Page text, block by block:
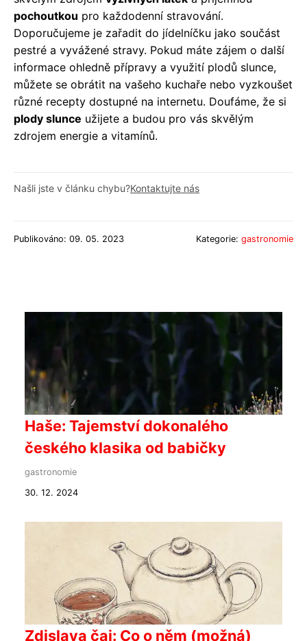
pochoutkou pro každodenní stravování.
Doporučujeme je zařadit do jídelníčku jako součást
pestré a vyvážené stravy. Pokud máte zájem o další
informace ohledně přípravy a využití plodů slunce,
můžete se obrátit na vašeho kuchaře nebo vyzkoušet
různé recepty dostupné na internetu. Doufáme, že si
plody slunce užijete a budou pro vás skvělým
zdrojem energie a vitamínů.
Našli jste v článku chybu?Kontaktujte nás
Publikováno: 09. 05. 2023 Kategorie: gastronomie
Haše: Tajemství dokonalého
českého klasika od babičky
gastronomie
30. 12. 2024
Zdislava čaj: Co o něm (možná)